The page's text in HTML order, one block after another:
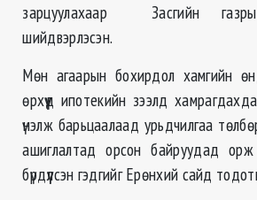
зарцуулахаар Засгийн
шийдвэрлэсэн.
Мөн агаарын бохирдол хамгийн
өрхүүд ипотекийн зээлд
үнэлж барьцаалаад урьдчилгаа
ашиглалтад орсон байруудад
бүрдүүлсэн гэдгийг Ерөнхий сайд